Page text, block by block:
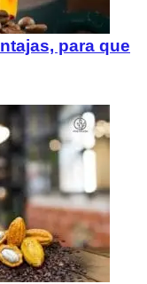
para que